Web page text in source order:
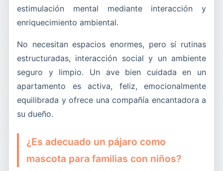
estimulación mental mediante interacción y
enriquecimiento ambiental.
No necesitan espacios enormes, pero sí rutinas
estructuradas, interacción social y un ambiente
seguro y limpio. Un ave bien cuidada en un
apartamento es activa, feliz, emocionalmente
equilibrada y ofrece una compañía encantadora a
su dueño.
¿Es adecuado un pájaro como
mascota para familias con niños?